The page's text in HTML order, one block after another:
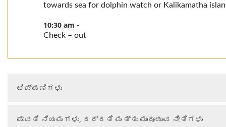
towards sea for dolphin watch or Kalikamatha
10:30 am -
Check – out
ಟಿಪ್ಪಣಿಗಳು
ದರಪಟ್ಟಿಯು ಇಬ್ಬರು ವ್ಯಕ್ತಿಗಳು ಹಂಚಿಕೊಳ್ಳುವ
ಪಾವತಿ ನಿಯಮಗಳು, ರದ್ದತಿ ಮತ್ತು ಮುಂದೂಡುವ ನೀತಿಗಳು